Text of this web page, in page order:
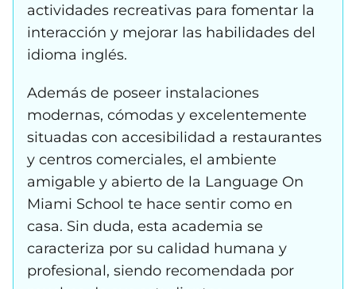
actividades recreativas para fomentar la
interacción y mejorar las habilidades del
idioma inglés.
Además de poseer instalaciones
modernas, cómodas y excelentemente
situadas con accesibilidad a restaurantes
y centros comerciales, el ambiente
amigable y abierto de la Language On
Miami School te hace sentir como en
casa. Sin duda, esta academia se
caracteriza por su calidad humana y
profesional, siendo recomendada por